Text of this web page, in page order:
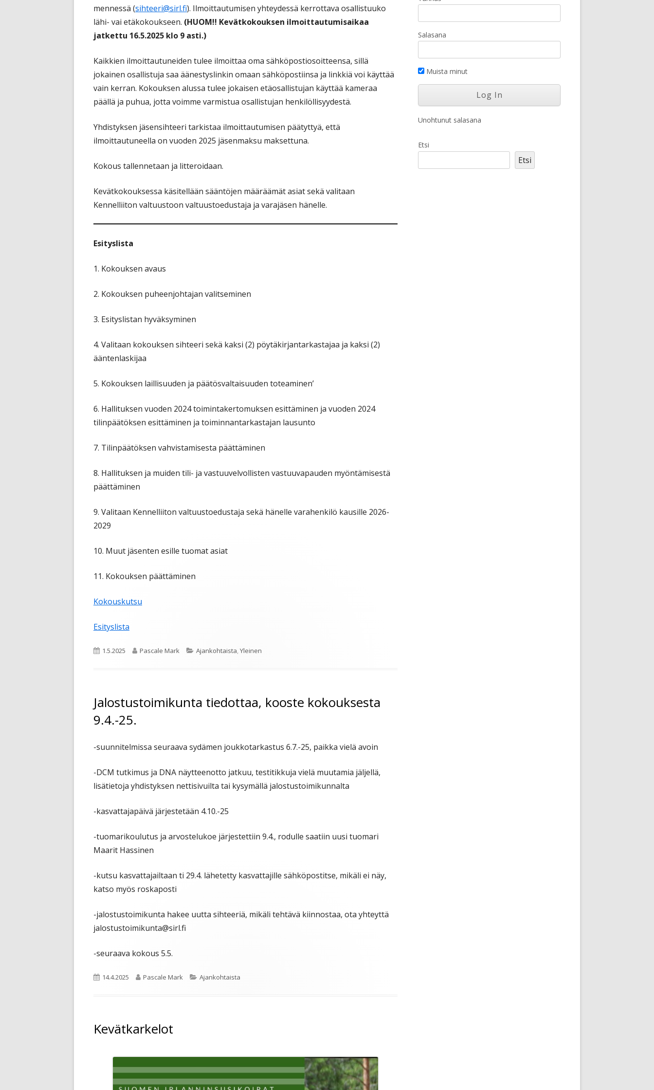
mennessä (sihteeri@sirl.fi). Ilmoittautumisen yhteydessä kerrottava osallistuuko
lähi- vai etäkokoukseen. (HUOM!! Kevätkokouksen ilmoittautumisaikaa
jatkettu 16.5.2025 klo 9 asti.)
Kaikkien ilmoittautuneiden tulee ilmoittaa oma sähköpostiosoitteensa, sillä
jokainen osallistuja saa äänestyslinkin omaan sähköpostiinsa ja linkkiä voi käyttää
vain kerran. Kokouksen alussa tulee jokaisen etäosallistujan käyttää kameraa
päällä ja puhua, jotta voimme varmistua osallistujan henkilöllisyydestä.
Yhdistyksen jäsensihteeri tarkistaa ilmoittautumisen päätyttyä, että
ilmoittautuneella on vuoden 2025 jäsenmaksu maksettuna.
Kokous tallennetaan ja litteroidaan.
Kevätkokouksessa käsitellään sääntöjen määräämät asiat sekä valitaan
Kennelliiton valtuustoon valtuustoedustaja ja varajäsen hänelle.
Esityslista
1. Kokouksen avaus
2. Kokouksen puheenjohtajan valitseminen
3. Esityslistan hyväksyminen
4. Valitaan kokouksen sihteeri sekä kaksi (2) pöytäkirjantarkastajaa ja kaksi (2)
ääntenlaskijaa
5. Kokouksen laillisuuden ja päätösvaltaisuuden toteaminen’
6. Hallituksen vuoden 2024 toimintakertomuksen esittäminen ja vuoden 2024
tilinpäätöksen esittäminen ja toiminnantarkastajan lausunto
7. Tilinpäätöksen vahvistamisesta päättäminen
8. Hallituksen ja muiden tili- ja vastuuvelvollisten vastuuvapauden myöntämisestä
päättäminen
9. Valitaan Kennelliiton valtuustoedustaja sekä hänelle varahenkilö kausille 2026-
2029
10. Muut jäsenten esille tuomat asiat
11. Kokouksen päättäminen
Kokouskutsu
Esityslista
Julkaistu
1.5.2025 Kirjoittaja
Pascale Mark Kategoriat
Ajankohtaista Yleinen
Jalostustoimikunta tiedottaa, kooste kokouksesta
9.4.-25.
-suunnitelmissa seuraava sydämen joukkotarkastus 6.7.-25, paikka vielä avoin
-DCM tutkimus ja DNA näytteenotto jatkuu, testitikkuja vielä muutamia jäljellä,
lisätietoja yhdistyksen nettisivuilta tai kysymällä jalostustoimikunnalta
-kasvattajapäivä järjestetään 4.10.-25
-tuomarikoulutus ja arvostelukoe järjestettiin 9.4., rodulle saatiin uusi tuomari
Maarit Hassinen
-kutsu kasvattajailtaan ti 29.4. lähetetty kasvattajille sähköpostitse, mikäli ei näy,
katso myös roskaposti
-jalostustoimikunta hakee uutta sihteeriä, mikäli tehtävä kiinnostaa, ota yhteyttä
jalostustoimikunta@sirl.fi
-seuraava kokous 5.5.
Julkaistu
14.4.2025 Kirjoittaja
Pascale Mark Kategoriat
Ajankohtaista
Kevätkarkelot
Salasana
Muista minut
Unohtunut salasana
Etsi
Etsi